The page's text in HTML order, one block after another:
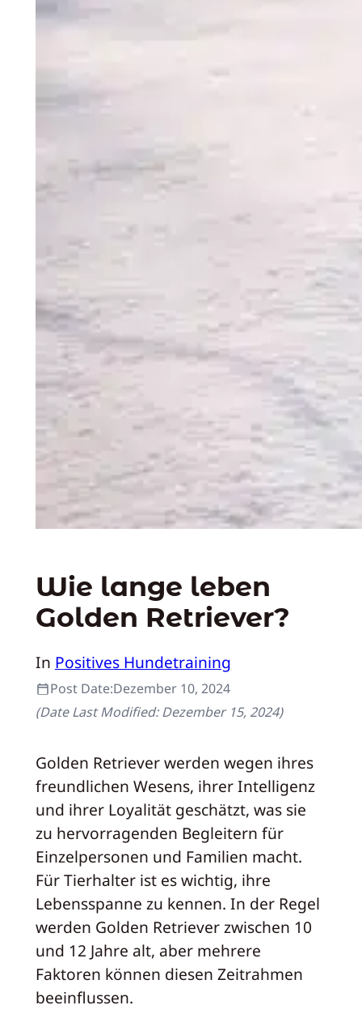
Wie lange leben
Golden Retriever?
In Positives Hundetraining
Post Date:Dezember 10, 2024
(Date Last Modified:Dezember 15, 2024)
Golden Retriever werden wegen ihres
freundlichen Wesens, ihrer Intelligenz
und ihrer Loyalität geschätzt, was sie
zu hervorragenden Begleitern für
Einzelpersonen und Familien macht.
Für Tierhalter ist es wichtig, ihre
Lebensspanne zu kennen. In der Regel
werden Golden Retriever zwischen 10
und 12 Jahre alt, aber mehrere
Faktoren können diesen Zeitrahmen
beeinflussen.